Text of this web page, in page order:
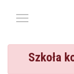
Szkoła